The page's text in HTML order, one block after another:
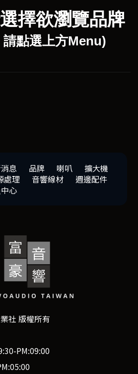
擇欲瀏覽品牌
請點選上方Menu)
息 品牌 喇叭
擴大機
處理 音響線材
週邊配件
心
社 版權所有
PM:09:00